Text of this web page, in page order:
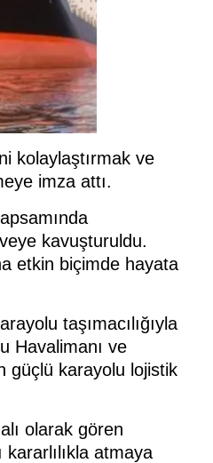
kolaylaştırmak ve
imza attı.
kavuşturuldu.
etkin biçimde hayata
taşımacılığıyla
Havalimanı ve
güçlü karayolu lojistik
olarak gören
kararlılıkla atmaya